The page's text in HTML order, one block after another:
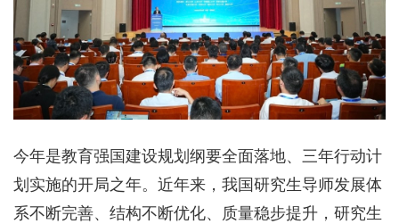
今年是教育强国建设规划纲要全面落地、三年行动计
划实施的开局之年。近年来，我国研究生导师发展体
系不断完善、结构不断优化、质量稳步提升，研究生